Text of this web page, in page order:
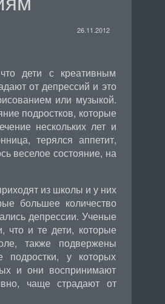
26.11.2012
дети с креативным
от депрессий и это
или музыкой.
подростков, которые
нескольких лет и
терялся аппетит,
веселое состояние, на
из школы и у них
большее количество
депрессии. Ученые
что и те дети, которые
также подвержены
у которых
и они воспринимают
чаще страдают от